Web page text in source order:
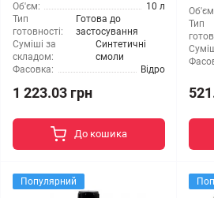
Об'єм:
10 л
Тип
готовності:
Готова до
застосування
Суміші за
складом:
Синтетичні
смоли
Фасовка:
Відро
1 223.03 грн
До кошика
Тип
Популярний